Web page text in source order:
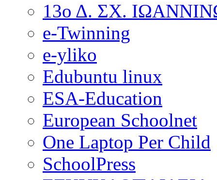
13ο Δ. ΣΧ.
e-Twinning
e-yliko
Edubuntu linux
ESA-Education
European Schoolnet
One Laptop Per Child
SchoolPress